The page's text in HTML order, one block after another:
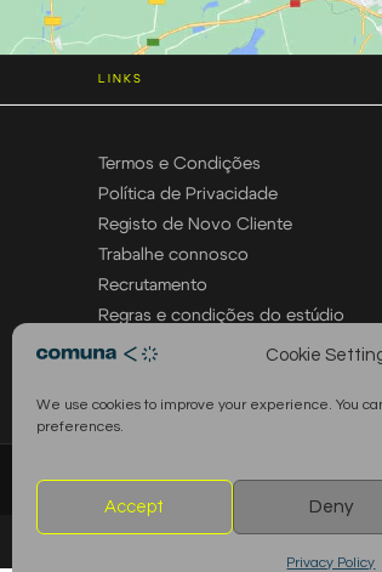
Cookie
We use cookies to improve your experience. You
preferences.
Accept Deny
Privacy Policy
LINKS
Termos e Condições
Política de Privacidade
Registo de Novo Cliente
Trabalhe connosco
Recrutamento
Regras e condições do estúdio
© 2026 Comuna Rental House ·